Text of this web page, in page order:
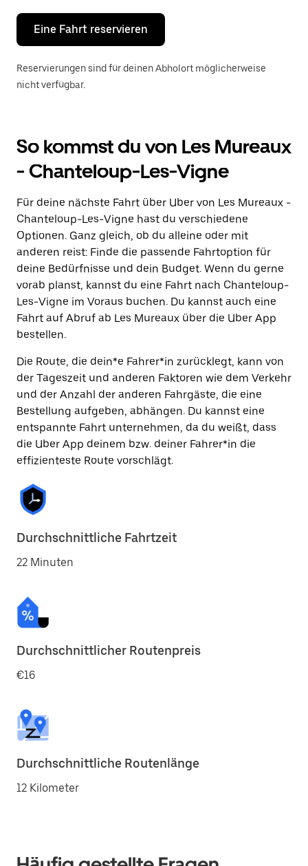
um
den
Kalender
schließen.
Eine Fahrt reservieren
Reservierungen sind für deinen Abholort möglicherweise
nicht verfügbar.
So kommst du von Les Mureaux
- Chanteloup-Les-Vigne
Für deine nächste Fahrt über Uber von Les Mureaux -
Chanteloup-Les-Vigne hast du verschiedene
Optionen. Ganz gleich, ob du alleine oder mit
anderen reist: Finde die passende Fahrtoption für
deine Bedürfnisse und dein Budget. Wenn du gerne
vorab planst, kannst du eine Fahrt nach Chanteloup-
Les-Vigne im Voraus buchen. Du kannst auch eine
Fahrt auf Abruf ab Les Mureaux über die Uber App
bestellen.
Die Route, die dein*e Fahrer*in zurücklegt, kann von
der Tageszeit und anderen Faktoren wie dem Verkehr
und der Anzahl der anderen Fahrgäste, die eine
Bestellung aufgeben, abhängen. Du kannst eine
entspannte Fahrt unternehmen, da du weißt, dass
die Uber App deinem bzw. deiner Fahrer*in die
effizienteste Route vorschlägt.
Durchschnittliche Fahrtzeit
22 Minuten
Durchschnittlicher Routenpreis
€16
Durchschnittliche Routenlänge
12 Kilometer